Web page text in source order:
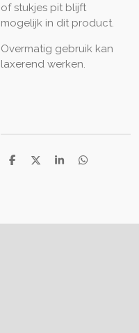
of stukjes pit blijft
mogelijk in dit product.
Overmatig gebruik kan
laxerend werken.
D
D
S
D